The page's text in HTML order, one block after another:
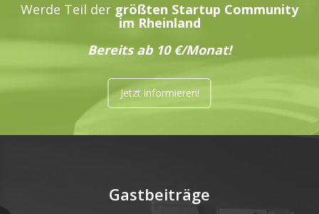
Werde Teil der größten Startup Community
im Rheinland
Bereits ab 10 €/Monat!
Jetzt informieren!
Gastbeiträge